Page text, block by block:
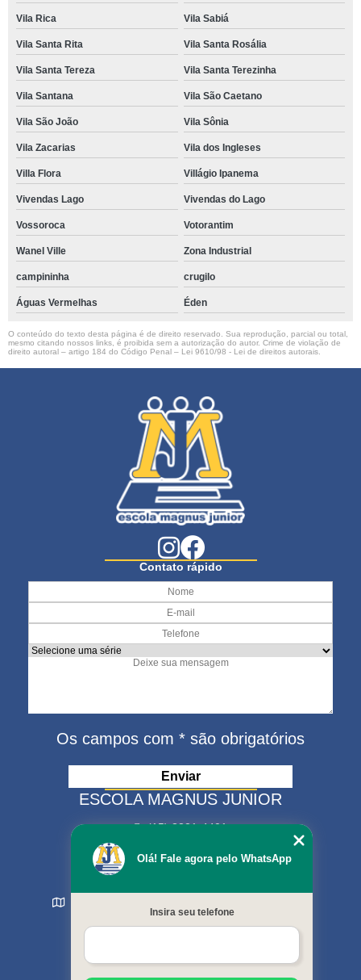
Vila Rica Vila Sabiá
Vila Santa Rita Vila Santa Rosália
Vila Santa Tereza Vila Santa Terezinha
Vila Santana Vila São Caetano
Vila São João Vila Sônia
Vila Zacarias Vila dos Ingleses
Villa Flora Villágio Ipanema
Vivendas Lago Vivendas do Lago
Vossoroca Votorantim
Wanel Ville Zona Industrial
campininha crugilo
Águas Vermelhas Éden
O conteúdo do texto desta página é de direito reservado. Sua reprodução, parcial ou total,
mesmo citando nossos links, é proibida sem a autorização do autor. Crime de violação de
direito autoral – artigo 184 do Código Penal – Lei 9610/98 - Lei de direitos autorais
Contato rápido
Os campos com * são obrigatórios
ESCOLA MAGNUS JUNIOR
(15) 3321-4401
(15) 99630-9333
matriculas@escolamagnus.com.br
Sorocaba - SP - CEP: 18044-130
MENU
Olá! Fale agora pelo WhatsApp
Insira seu telefone